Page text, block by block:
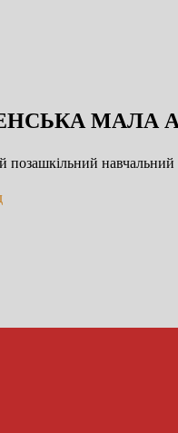
МАЛА
навчальний